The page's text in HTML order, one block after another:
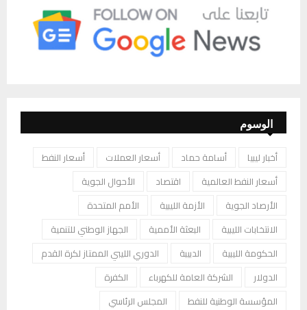
الوسوم
أخبار ليبيا أسامة حماد أسعار العملات
أسعار النفط
أسعار النفط العالمية
اقتصاد
الأحوال الجوية
الأرصاد الجوية
الأزمة الليبية
الأمم المتحدة
الانتخابات الليبية
البعثة الأممية
الجهاز الوطني للتنمية
الحكومة الليبية
الدبيبة
الدوري الليبي الممتاز لكرة القدم
الدولار
الشركة العامة للكهرباء
الكفرة
المؤسسة الوطنية للنفط
المجلس الرئاسي